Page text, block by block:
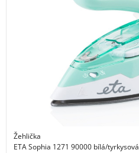
Žehlička
ETA Sophia 1271 90000 bílá/tyrkysová